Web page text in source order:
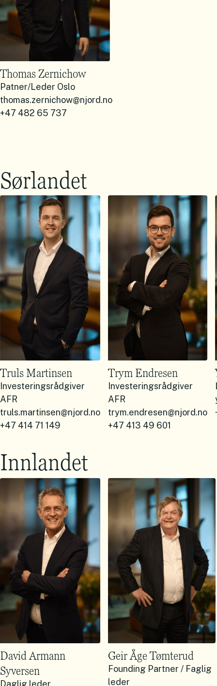
Thomas Zernichow
Patner/Leder Oslo
thomas.zernichow@njord.no
+47 482 65 737
Sørlandet
Truls Martinsen
Investeringsrådgiver
AFR
truls.martinsen@njord.no
+47 414 71 149
Trym Endresen
Investeringsrådgiver
AFR
trym.endresen@njord.no
+47 413 49 601
Innlandet
David Armann
Syversen
Daglig leder
Geir Åge Tømterud
Founding Partner / Faglig
leder